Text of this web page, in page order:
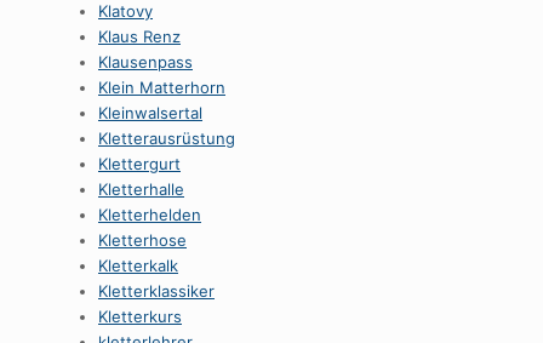
Klatovy
Klaus Renz
Klausenpass
Klein Matterhorn
Kleinwalsertal
Kletterausrüstung
Klettergurt
Kletterhalle
Kletterhelden
Kletterhose
Kletterkalk
Kletterklassiker
Kletterkurs